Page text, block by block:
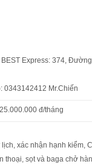
Express: 374,
0343142412 Mr.Chiến
đ/tháng
xác nhận hạnh kiểm,
thoại, sọt và baga chở